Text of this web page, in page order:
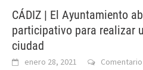
CÁDIZ | El Ayuntamiento
participativo para realizar
ciudad
enero 28, 2021 Comentario